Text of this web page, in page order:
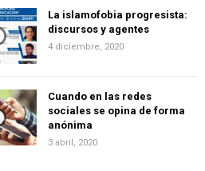
La islamofobia progresista:
discursos y agentes
4 diciembre, 2020
Cuando en las redes
sociales se opina de forma
anónima
3 abril, 2020